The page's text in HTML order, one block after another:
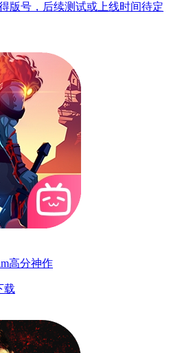
版号，后续测试或上线时间待定
高分神作
载